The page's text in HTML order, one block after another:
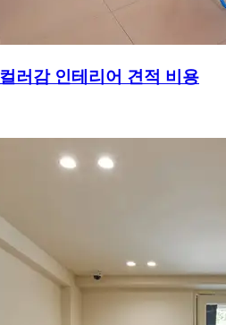
러감 인테리어 견적 비용